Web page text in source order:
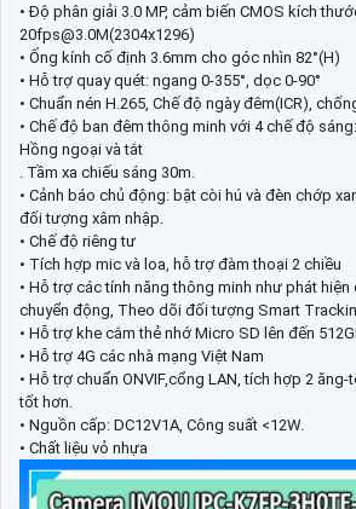
• Độ phân giải 3.0 MP, cảm biến CMOS kích
20fps@3.0M(2304x1296)
• Ống kính cố định 3.6mm cho góc nhìn 82°(H)
• Hỗ trợ quay quét: ngang 0-355°, dọc 0-90°
• Chuẩn nén H.265, Chế độ ngày đêm(ICR),
• Chế độ ban đêm thông minh với 4 chế độ
Hồng ngoại và tắt
. Tầm xa chiếu sáng 30m.
• Cảnh báo chủ động: bật còi hú và đèn chớp
đối tượng xâm nhập.
• Chế độ riêng tư
• Tích hợp mic và loa, hỗ trợ đàm thoại 2 chiều
• Hỗ trợ các tính năng thông minh như phát
chuyển động, Theo dõi đối tượng Smart
• Hỗ trợ khe cắm thẻ nhớ Micro SD lên đến
• Hỗ trợ 4G các nhà mạng Việt Nam
• Hỗ trợ chuẩn ONVIF,cổng LAN, tích hợp 2
tốt hơn.
• Nguồn cấp: DC12V1A, Công suất <12W.
• Chất liệu vỏ nhựa